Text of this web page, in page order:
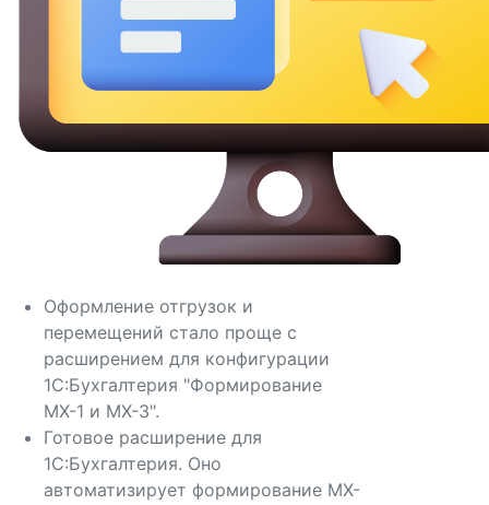
Оформление отгрузок и
перемещений стало проще с
расширением для конфигурации
1С:Бухгалтерия "Формирование
МХ-1 и МХ-3".
Готовое расширение для
1С:Бухгалтерия. Оно
автоматизирует формирование МХ-